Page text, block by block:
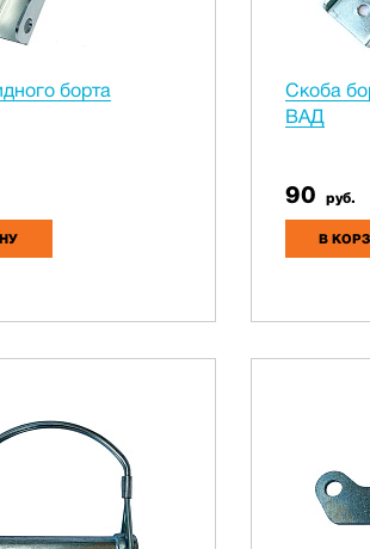
борта
Скоба
ВАД
90 руб.
В